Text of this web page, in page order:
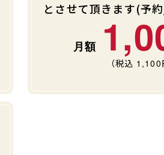
とさせて頂きます(予
（税込 1,100